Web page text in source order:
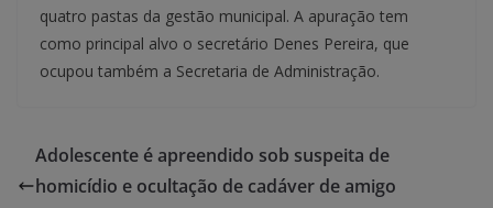
quatro pastas da gestão municipal. A apuração tem
como principal alvo o secretário Denes Pereira, que
ocupou também a Secretaria de Administração.
Adolescente é apreendido sob suspeita de
homicídio e ocultação de cadáver de amigo